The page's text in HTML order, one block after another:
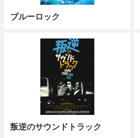
ブルーロック
叛逆のサウンドトラック